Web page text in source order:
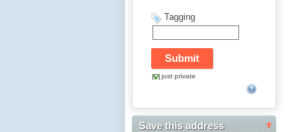
Tagging
just private
Save this address